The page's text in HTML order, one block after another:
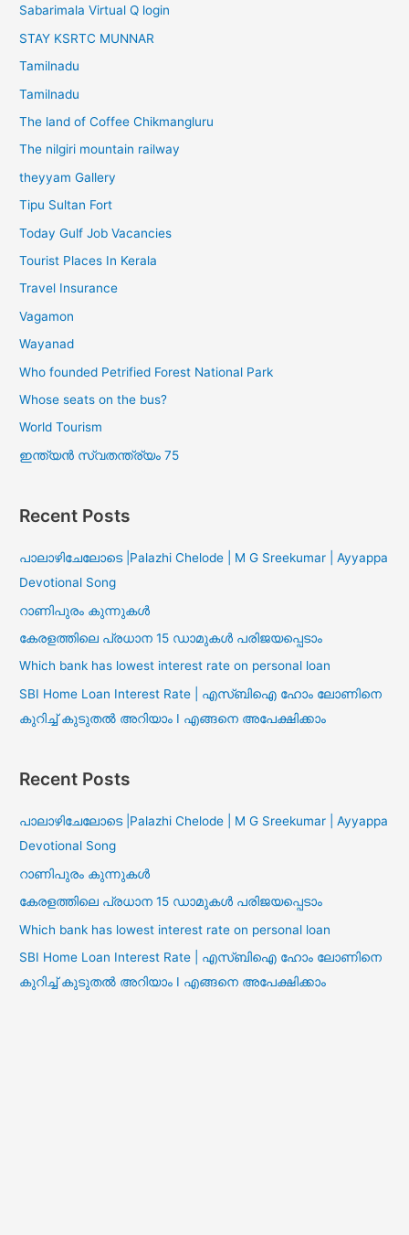
Sabarimala Virtual Q login
STAY KSRTC MUNNAR
Tamilnadu
Tamilnadu
The land of Coffee Chikmangluru
The nilgiri mountain railway
theyyam Gallery
Tipu Sultan Fort
Today Gulf Job Vacancies
Tourist Places In Kerala
Travel Insurance
Vagamon
Wayanad
Who founded Petrified Forest National Park
Whose seats on the bus?
World Tourism
ഇന്ത്യൻ സ്വതന്ത്ര്യം 75
Recent Posts
പാലാഴിചേലോടെ |Palazhi Chelode | M G Sreekumar | Ayyappa
Devotional Song
റാണിപുരം കുന്നുകൾ
കേരളത്തിലെ പ്രധാന 15 ഡാമുകൾ പരിജയപ്പെടാം
Which bank has lowest interest rate on personal loan
SBI Home Loan Interest Rate | എസ്ബിഐ ഹോം ലോണിനെ
കുറിച്ച് കുടുതൽ അറിയാം I എങ്ങനെ അപേക്ഷിക്കാം
Recent Posts
പാലാഴിചേലോടെ |Palazhi Chelode | M G Sreekumar | Ayyappa
Devotional Song
റാണിപുരം കുന്നുകൾ
കേരളത്തിലെ പ്രധാന 15 ഡാമുകൾ പരിജയപ്പെടാം
Which bank has lowest interest rate on personal loan
SBI Home Loan Interest Rate | എസ്ബിഐ ഹോം ലോണിനെ
കുറിച്ച് കുടുതൽ അറിയാം I എങ്ങനെ അപേക്ഷിക്കാം